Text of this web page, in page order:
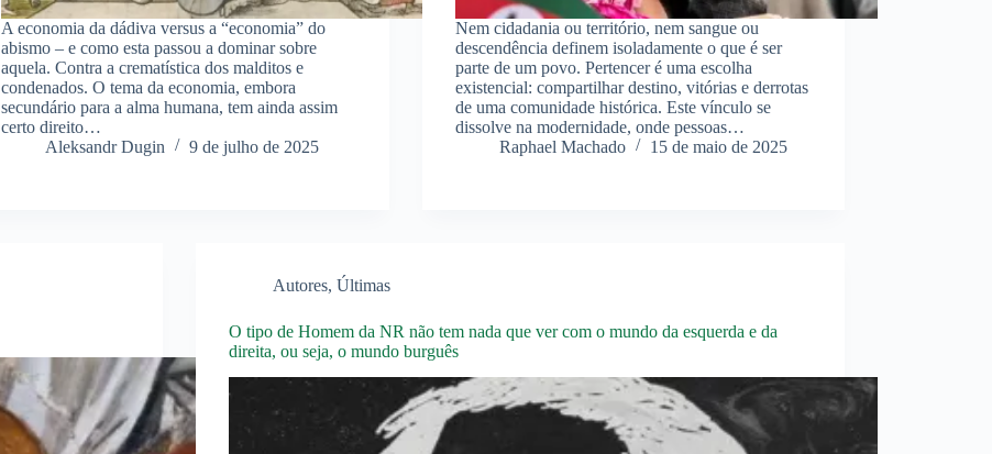
A economia da dádiva versus a “economia” do
abismo – e como esta passou a dominar sobre
aquela. Contra a crematística dos malditos e
condenados. O tema da economia, embora
secundário para a alma humana, tem ainda assim
certo direito…
Aleksandr Dugin
9 de julho de 2025
Nem cidadania ou território, nem sangue ou
descendência definem isoladamente o que é ser
parte de um povo. Pertencer é uma escolha
existencial: compartilhar destino, vitórias e derrotas
de uma comunidade histórica. Este vínculo se
dissolve na modernidade, onde pessoas…
Raphael Machado
15 de maio de 2025
Autores, Últimas
O tipo de Homem da NR não tem nada que ver com o mundo da esquerda e da
direita, ou seja, o mundo burguês